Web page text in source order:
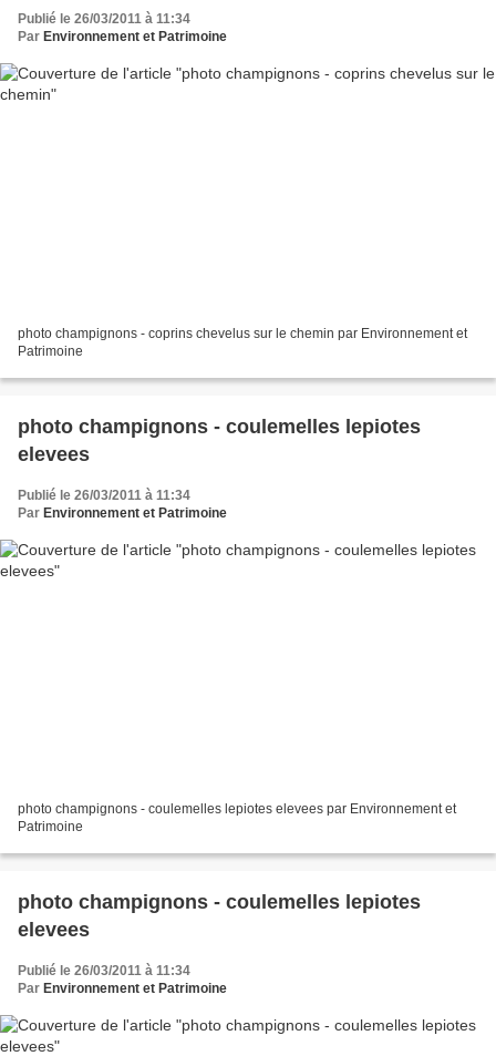
Publié le 26/03/2011 à 11:34
Par Environnement et Patrimoine
photo champignons - coprins chevelus sur le chemin par Environnement et
Patrimoine
photo champignons - coulemelles lepiotes
elevees
Publié le 26/03/2011 à 11:34
Par Environnement et Patrimoine
photo champignons - coulemelles lepiotes elevees par Environnement et
Patrimoine
photo champignons - coulemelles lepiotes
elevees
Publié le 26/03/2011 à 11:34
Par Environnement et Patrimoine